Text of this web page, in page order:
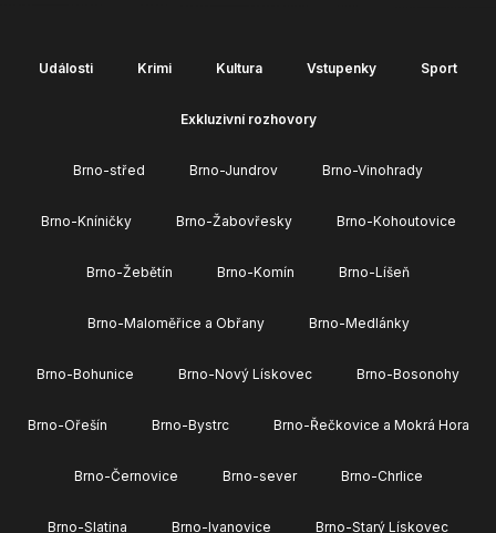
Události Krimi Kultura Vstupenky Sport
Exkluzivní rozhovory
Brno-střed Brno-Jundrov Brno-Vinohrady
Brno-Kníničky Brno-Žabovřesky Brno-Kohoutovice
Brno-Žebětín Brno-Komín Brno-Líšeň
Brno-Maloměřice a Obřany Brno-Medlánky
Brno-Bohunice Brno-Nový Lískovec Brno-Bosonohy
Brno-Ořešín Brno-Bystrc Brno-Řečkovice a Mokrá Hora
Brno-Černovice Brno-sever Brno-Chrlice
Brno-Slatina Brno-Ivanovice Brno-Starý Lískovec